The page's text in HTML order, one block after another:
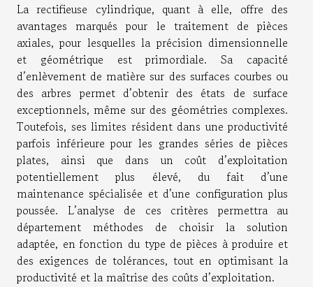
La rectifieuse cylindrique, quant à elle, offre des
avantages marqués pour le traitement de pièces
axiales, pour lesquelles la précision dimensionnelle
et géométrique est primordiale. Sa capacité
d’enlèvement de matière sur des surfaces courbes ou
des arbres permet d’obtenir des états de surface
exceptionnels, même sur des géométries complexes.
Toutefois, ses limites résident dans une productivité
parfois inférieure pour les grandes séries de pièces
plates, ainsi que dans un coût d’exploitation
potentiellement plus élevé, du fait d’une
maintenance spécialisée et d’une configuration plus
poussée. L’analyse de ces critères permettra au
département méthodes de choisir la solution
adaptée, en fonction du type de pièces à produire et
des exigences de tolérances, tout en optimisant la
productivité et la maîtrise des coûts d’exploitation.